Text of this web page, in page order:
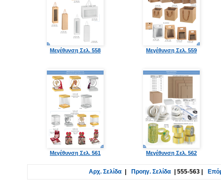
Μεγέθυνση Σελ. 558 Μεγέθυνση Σελ. 559
Μεγέθυνση Σελ. 561 Μεγέθυνση Σελ. 562
Αρχ. Σελίδα Προηγ. Σελίδα 555-563